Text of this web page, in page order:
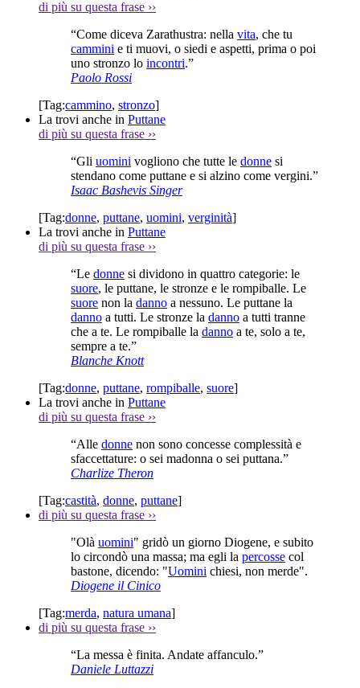
di più su questa frase ››
“Come diceva Zarathustra: nella vita, che tu
cammini e ti muovi, o siedi e aspetti, prima o poi
uno stronzo lo incontri.”
Paolo Rossi
[Tag:cammino, stronzo]
La trovi anche in Puttane
di più su questa frase ››
“Gli uomini vogliono che tutte le donne si
stendano come puttane e si alzino come vergini.”
Isaac Bashevis Singer
[Tag:donne, puttane, uomini, verginità]
La trovi anche in Puttane
di più su questa frase ››
“Le donne si dividono in quattro categorie: le
suore, le puttane, le stronze e le rompiballe. Le
suore non la danno a nessuno. Le puttane la
danno a tutti. Le stronze la danno a tutti tranne
che a te. Le rompiballe la danno a te, solo a te,
sempre a te.”
Blanche Knott
[Tag:donne, puttane, rompiballe, suore]
La trovi anche in Puttane
di più su questa frase ››
“Alle donne non sono concesse complessità e
sfaccettature: o sei madonna o sei puttana.”
Charlize Theron
[Tag:castità, donne, puttane]
di più su questa frase ››
"Olà uomini" gridò un giorno Diogene, e subito
lo circondò una massa; ma egli la percosse col
bastone, dicendo: "Uomini chiesi, non merde".
Diogene il Cinico
[Tag:merda, natura umana]
di più su questa frase ››
“La messa è finita. Andate affanculo.”
Daniele Luttazzi